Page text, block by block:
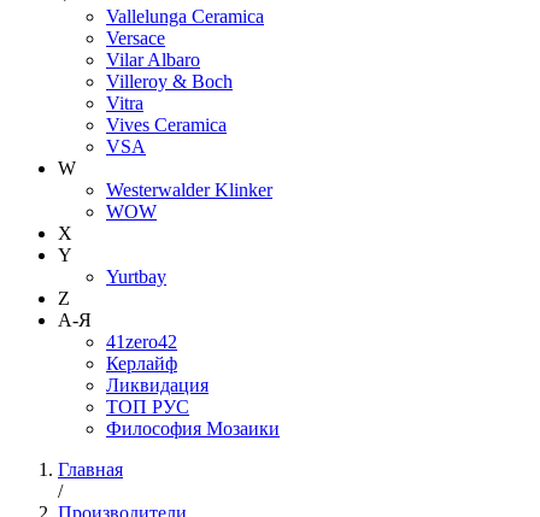
Vallelunga Ceramica
Versace
Vilar Albaro
Villeroy & Boch
Vitra
Vives Ceramica
VSA
W
Westerwalder Klinker
WOW
X
Y
Yurtbay
Z
А-Я
41zero42
Керлайф
Ликвидация
ТОП РУС
Философия Мозаики
Главная
/
Производители